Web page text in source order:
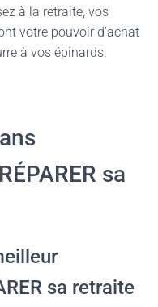
à la retraite, vos
votre pouvoir d’achat
à vos épinards.
sa
sa retraite